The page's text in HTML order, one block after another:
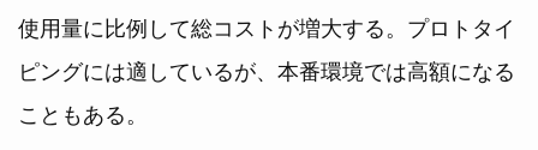
使用量に比例して総コストが増大する。プロトタイ
ピングには適しているが、本番環境では高額になる
こともある。